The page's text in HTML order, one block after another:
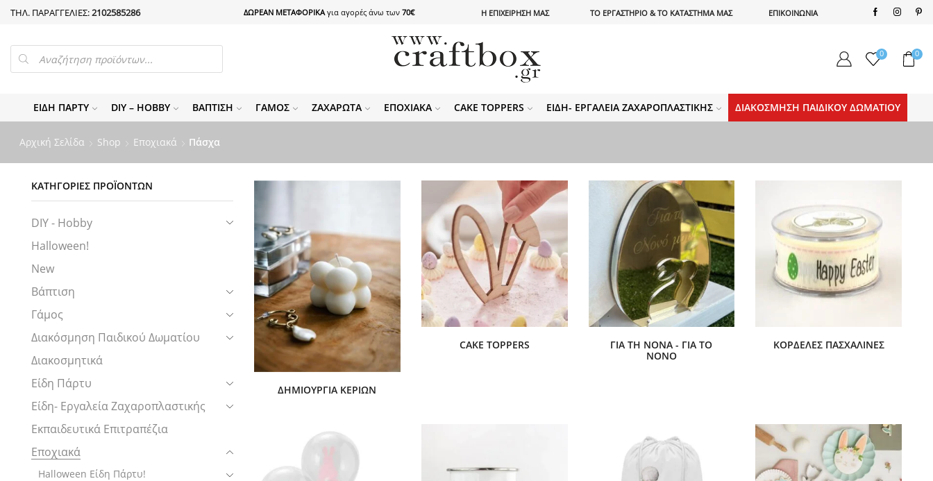
ΤΗΛ. ΠΑΡΑΓΓΕΛΙΕΣ:2102585286 ΔΩΡΕΑΝ ΜΕΤΑΦΟΡΙΚΑ για αγορές άνω των 70€ Η ΕΠΙΧΕΙΡΗΣΗ ΜΑΣ ΤΟ ΕΡΓΑΣΤΗΡΙΟ & ΤΟ ΚΑΤΑΣΤΗΜΑ ΜΑΣ ΕΠΙΚΟΙΝΩΝΙΑ
PRODUCTS
SEARCH 0 0
ΕΊΔΗ ΠΆΡΤΥ DIY – HOBBY ΒΆΠΤΙΣΗ ΓΆΜΟΣ ΖΑΧΑΡΩΤΆ ΕΠΟΧΙΑΚΆ CAKE TOPPERS ΕΊΔΗ- ΕΡΓΑΛΕΊΑ ΖΑΧΑΡΟΠΛΑΣΤΙΚΉΣ ΔΙΑΚΌΣΜΗΣΗ ΠΑΙΔΙΚΟΎ ΔΩΜΑΤΊΟΥ
Αρχική Σελίδα Shop Εποχιακά Πάσχα
ΔΗΜΙΟΥΡΓΊΑ ΚΕΡΙΏΝ
CAKE TOPPERS
ΓΙΑ ΤΗ ΝΟΝΆ - ΓΙΑ ΤΟ
ΝΟΝΌ
ΚΟΡΔΈΛΕΣ ΠΑΣΧΑΛΙΝΈΣ
ΚΑΤΗΓΟΡΊΕΣ ΠΡΟΪΌΝΤΩΝ
DIY - Hobby
Halloween!
New
Βάπτιση
Γάμος
Διακόσμηση Παιδικού Δωματίου
Διακοσμητικά
Είδη Πάρτυ
Είδη- Εργαλεία Ζαχαροπλαστικής
Εκπαιδευτικά Επιτραπέζια
Εποχιακά
Halloween Είδη Πάρτυ!